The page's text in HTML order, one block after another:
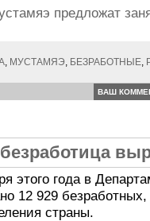
предложат
, МУСТАМЯЭ, БЕЗРАБОТНЫЕ,
ВАШ
этого года в
12 929 безработных,
страны.